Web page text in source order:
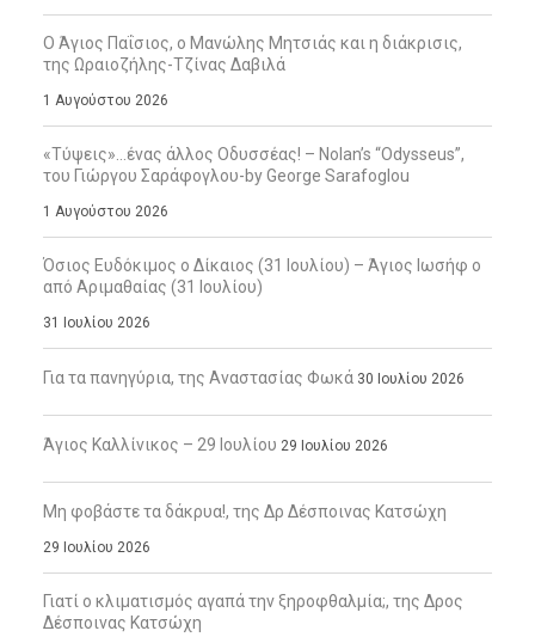
Ο Άγιος Παΐσιος, ο Μανώλης Μητσιάς και η διάκρισις,
της Ωραιοζήλης-Τζίνας Δαβιλά
1 Αυγούστου 2026
«Τύψεις»…ένας άλλος Οδυσσέας! – Nolan’s “Odysseus”,
του Γιώργου Σαράφογλου-by George Sarafoglou
1 Αυγούστου 2026
Όσιος Ευδόκιμος ο Δίκαιος (31 Ιουλίου) – Άγιος Ιωσήφ ο
από Αριμαθαίας (31 Ιουλίου)
31 Ιουλίου 2026
Για τα πανηγύρια, της Αναστασίας Φωκά 30 Ιουλίου 2026
Άγιος Καλλίνικος – 29 Ιουλίου 29 Ιουλίου 2026
Μη φοβάστε τα δάκρυα!, της Δρ Δέσποινας Κατσώχη
29 Ιουλίου 2026
Γιατί ο κλιματισμός αγαπά την ξηροφθαλμία;, της Δρος
Δέσποινας Κατσώχη